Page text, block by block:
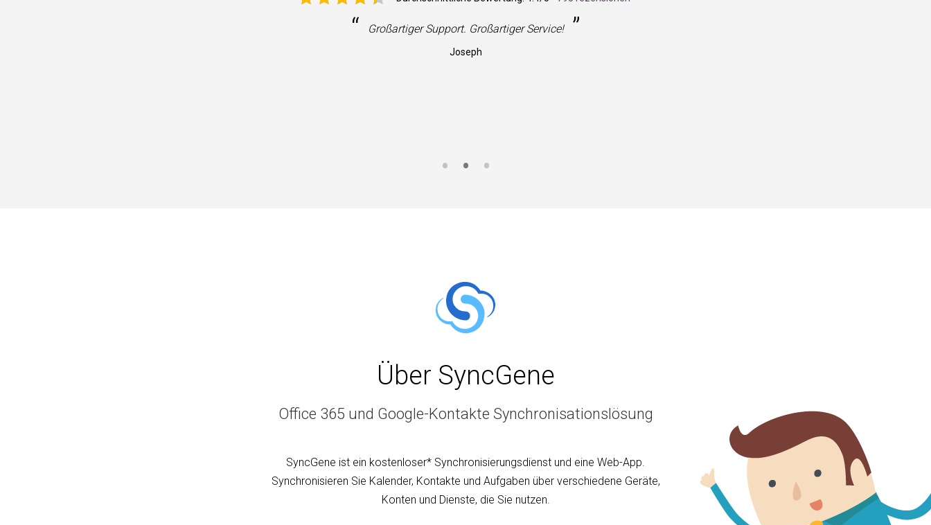
“ Großartiger Support. Großartiger Service! ”
Joseph
Über SyncGene
Office 365 und Google-Kontakte Synchronisationslösung
SyncGene ist ein kostenloser* Synchronisierungsdienst und eine Web-App.
Synchronisieren Sie Kalender, Kontakte und Aufgaben über verschiedene Geräte,
Konten und Dienste, die Sie nutzen.